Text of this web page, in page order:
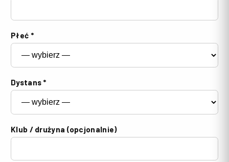
Płeć *
Dystans *
Klub / drużyna (opcjonalnie)